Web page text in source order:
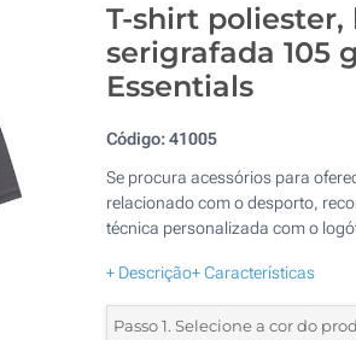
T-shirt poliester,
serigrafada 105
Essentials
Código:41005
Se procura acessórios para
relacionado com o desporto,
técnica personalizada com o
+ Descrição+ Características
Passo 1. Selecione a cor do